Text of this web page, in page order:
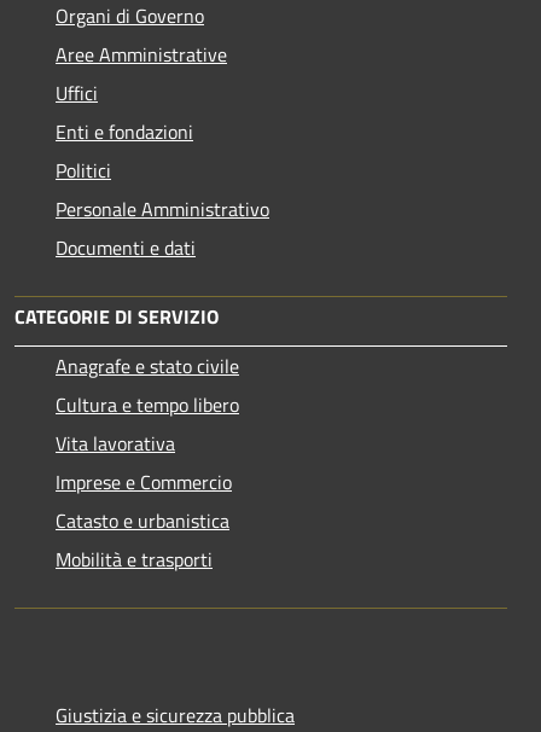
Organi di Governo
Aree Amministrative
Uffici
Enti e fondazioni
Politici
Personale Amministrativo
Documenti e dati
CATEGORIE DI SERVIZIO
Anagrafe e stato civile
Cultura e tempo libero
Vita lavorativa
Imprese e Commercio
Catasto e urbanistica
Mobilità e trasporti
Giustizia e sicurezza pubblica